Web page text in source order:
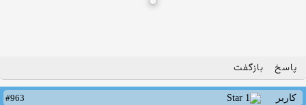
پاسخ بازگفت
کاربر
#963